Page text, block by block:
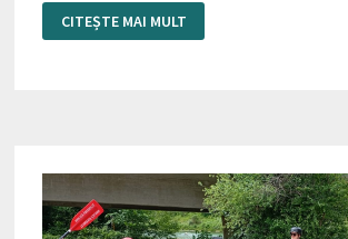
TIERISCH
VIEL
ERLEBT
CITEȘTE MAI MULT